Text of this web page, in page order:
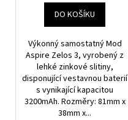
DO KOŠÍKU
Výkonný samostatný Mod
Aspire Zelos 3, vyrobený z
lehké zinkové slitiny,
disponující vestavnou baterií
s vynikající kapacitou
3200mAh. Rozměry: 81mm x
38mm x...